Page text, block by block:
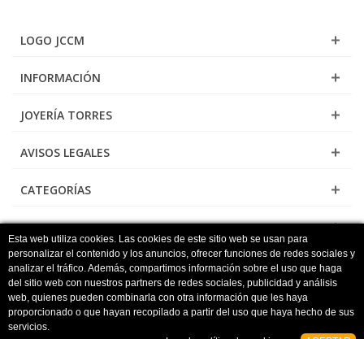
LOGO JCCM
INFORMACIÓN
JOYERÍA TORRES
AVISOS LEGALES
CATEGORÍAS
NEWSLETTER
Torres Joyeros - Tu joyería online de confianza
Esta web utiliza cookies. Las cookies de este sitio web se usan para
personalizar el contenido y los anuncios, ofrecer funciones de redes sociales y
analizar el tráfico. Además, compartimos información sobre el uso que haga
del sitio web con nuestros partners de redes sociales, publicidad y análisis
web, quienes pueden combinarla con otra información que les haya
proporcionado o que hayan recopilado a partir del uso que haya hecho de sus
servicios.